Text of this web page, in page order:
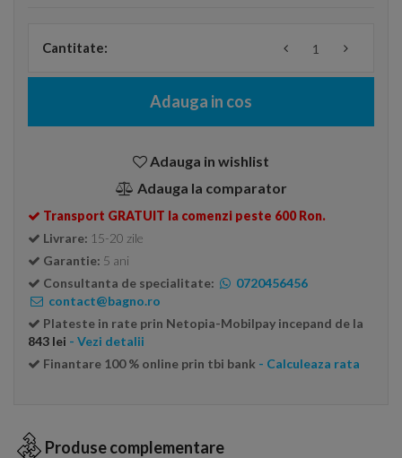
Cantitate:
Adauga in cos
Adauga in wishlist
Adauga la comparator
Transport GRATUIT la comenzi peste 600 Ron.
Livrare: 15-20 zile
Garantie: 5 ani
Consultanta de specialitate:
0720456456
contact@bagno.ro
Plateste in rate prin Netopia-Mobilpay incepand de la
843 lei - Vezi detalii
Finantare 100 % online prin tbi bank - Calculeaza rata
Produse complementare